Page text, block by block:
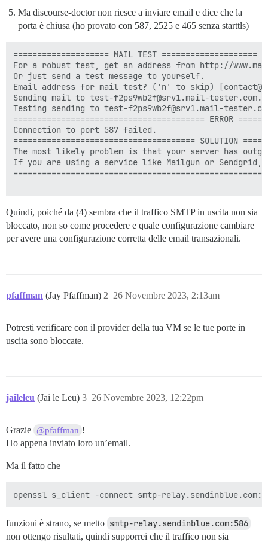
HQ8BAf8EBAMCBaAwDAYDVR0TAQH/
ZwB1AK33vvp8/
AEYwRAIgLXDREGRQg02jNvL1Vvuwmbc8G1OpnwgHOsWKB/
nBNawCpH/
17jAlGb8/LvgNuyb+yoCIQD4W8vpQd7aoLwFL1ZuuEh3zhrDL/
AEYwRAIgaLYUtDrQms9/
keEDvt4AG0j9CgcP+QrZliJMsKNz7YR8Mt+NJiXr69Kg/
O+jp2fw7cFda+vzUmBmd8z1i7dZbB7Oj4Wy/
ratD0fgmtozDRDWw
-----END CERTIFICATE-----
---
Peer signature type: RSA
Server Temp Key: ECDH, P-256, 256 bits
New, TLSv1.2, Cipher is ECDHE-RSA-AES128-GCM-SHA256
Server public key is 2048 bit
Compression: NONE
Expansion: NONE
No ALPN negotiated
    Protocol  : TLSv1.2
Session-ID:
    Session-ID-ctx:
    PSK identity: None
    PSK identity hint: None
Ma discourse-doctor non riesce a inviare email e dice che la
porta è chiusa (ho provato con 587, 2525 e 465 senza starttls)
==================== MAIL TEST ====================
For a robust test, get an address from http://
Or just send a test message to yourself.
Email address for mail test? ('n' to skip)
Sending mail to test-f2ps9wb2f@srv1.mail-
Testing sending to test-f2ps9wb2f@srv1.mail-
======================================== ERROR
Connection to port 587 failed.
====================================== SOLUTION
The most likely problem is that your server has
If you are using a service like Mailgun or Sendgrid,
Quindi, poiché da (4) sembra che il traffico SMTP in uscita non sia
bloccato, non so come procedere e quale configurazione cambiare
per avere una configurazione corretta delle email transazionali.
pfaffman (Jay Pfaffman) 26 Novembre 2023, 2:13am
2
Potresti verificare con il provider della tua VM se le tue porte in
uscita sono bloccate.
jaileleu (Jai le Leu) 26 Novembre 2023, 12:22pm
3
Grazie @pfaffman !
Ho appena inviato loro un’email.
Ma il fatto che
funzioni è strano, se metto smtp-relay.sendinblue.com:586
non ottengo risultati, quindi supporrei che il traffico non sia